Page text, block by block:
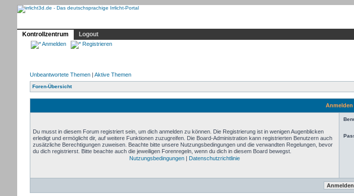
Kontrollzentrum
Logout
Anmelden Registrieren
Unbeantwortete Themen| Aktive Themen
Foren-Übersicht
Anmelden
Du musst in diesem Forum registriert sein, um dich anmelden zu können. Die Registrierung ist in wenigen Augenblicken
erledigt und ermöglicht dir, auf weitere Funktionen zuzugreifen. Die Board-Administration kann registrierten Benutzern auch
zusätzliche Berechtigungen zuweisen. Beachte bitte unsere Nutzungsbedingungen und die verwandten Regelungen, bevor
du dich registrierst. Bitte beachte auch die jeweiligen Forenregeln, wenn du dich in diesem Board bewegst.
Nutzungsbedingungen| Datenschutzrichtlinie